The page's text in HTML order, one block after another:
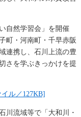
自然学習会」を開催
町・河南町・千早赤阪
連携し、石川上流の豊
さを学ぶきっかけを提
ル／127KB]
川流域等で「大和川・